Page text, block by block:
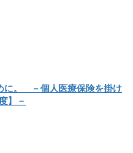
に。 －個人医療保険を掛け
】－